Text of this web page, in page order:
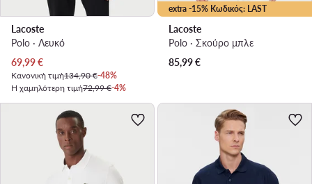
Lacoste
Polo · Λευκό
Τρέχουσα τιμή
69,99€
Κανονική τιμή134,90 €-48%
Η χαμηλότερη τιμή72,99 €-4%
extra -15% Κωδικός: LAST
Lacoste
Polo · Σκούρο μπλε
85,99€